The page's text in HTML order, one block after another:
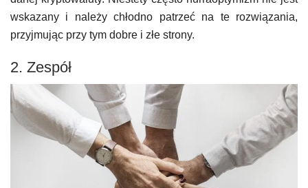
wskazany i należy chłodno patrzeć na te rozwiązania,
przyjmując przy tym dobre i złe strony.
2. Zespół